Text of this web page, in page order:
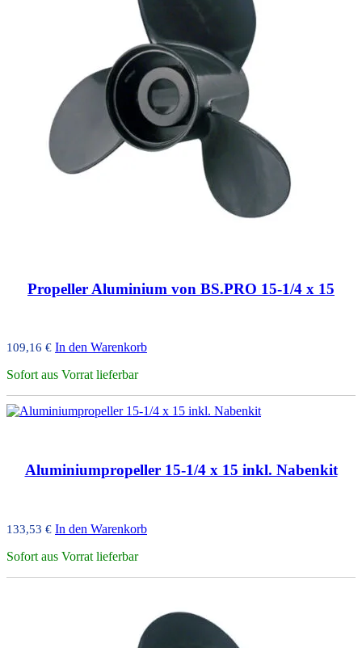
Propeller Aluminium von BS.PRO 15-1/4 x 15
109,16 € In den Warenkorb
Sofort aus Vorrat lieferbar
Aluminiumpropeller 15-1/4 x 15 inkl. Nabenkit
133,53 € In den Warenkorb
Sofort aus Vorrat lieferbar